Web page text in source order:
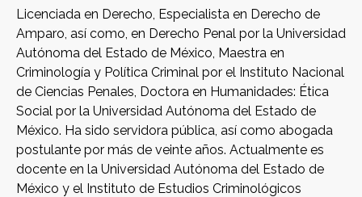
Licenciada en Derecho, Especialista en Derecho de
Amparo, así como, en Derecho Penal por la Universidad
Autónoma del Estado de México, Maestra en
Criminología y Política Criminal por el Instituto Nacional
de Ciencias Penales, Doctora en Humanidades: Ética
Social por la Universidad Autónoma del Estado de
México. Ha sido servidora pública, así como abogada
postulante por más de veinte años. Actualmente es
docente en la Universidad Autónoma del Estado de
México y el Instituto de Estudios Criminológicos